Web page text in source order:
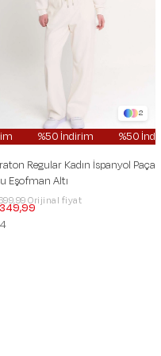
%50 İndirim
%50
2
%50 İndirim
%50
Regular Kadın İspanyol Paça
Eşofman Altı